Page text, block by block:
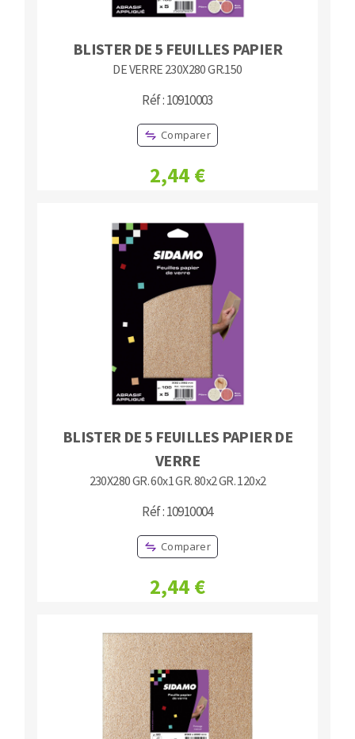
BLISTER DE 5 FEUILLES PAPIER
DE VERRE 230X280 GR.150
Réf : 10910003
Comparer
2,44 €
BLISTER DE 5 FEUILLES PAPIER DE
VERRE
230X280 GR. 60x1 GR. 80x2 GR. 120x2
Réf : 10910004
Comparer
2,44 €